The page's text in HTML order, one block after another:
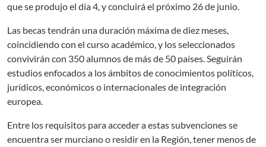
que se produjo el día 4, y concluirá el próximo 26 de junio.
Las becas tendrán una duración máxima de diez meses,
coincidiendo con el curso académico, y los seleccionados
convivirán con 350 alumnos de más de 50 países. Seguirán
estudios enfocados a los ámbitos de conocimientos políticos,
jurídicos, económicos o internacionales de integración
europea.
Entre los requisitos para acceder a estas subvenciones se
encuentra ser murciano o residir en la Región, tener menos de